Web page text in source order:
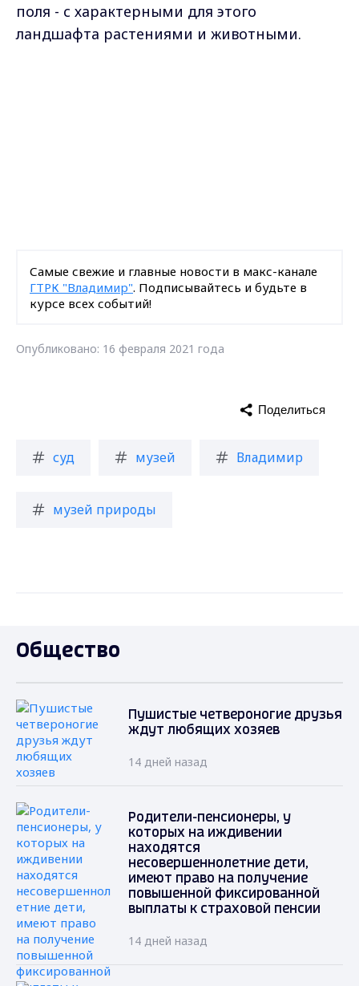
поля - с характерными для этого
ландшафта растениями и животными.
Самые свежие и главные новости в макс-канале
ГТРК "Владимир". Подписывайтесь и будьте в
курсе всех событий!
Опубликовано: 16 февраля 2021 года
суд музей Владимир
музей природы
Поделиться
Общество
Пушистые четвероногие друзья
ждут любящих хозяев
14 дней назад
Родители-пенсионеры, у
которых на иждивении
находятся
несовершеннолетние дети,
имеют право на получение
повышенной фиксированной
выплаты к страховой пенсии
14 дней назад